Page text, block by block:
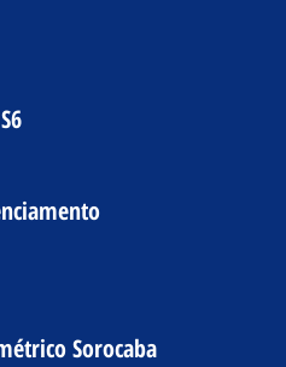
Sorocaba